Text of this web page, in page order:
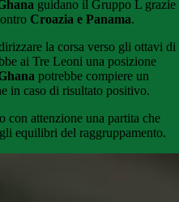
guidano il Gruppo L grazie
Croazia e Panama.
la corsa verso gli ottavi di
ai Tre Leoni una posizione
potrebbe compiere un
in caso di risultato positivo.
con attenzione una partita che
equilibri del raggruppamento.